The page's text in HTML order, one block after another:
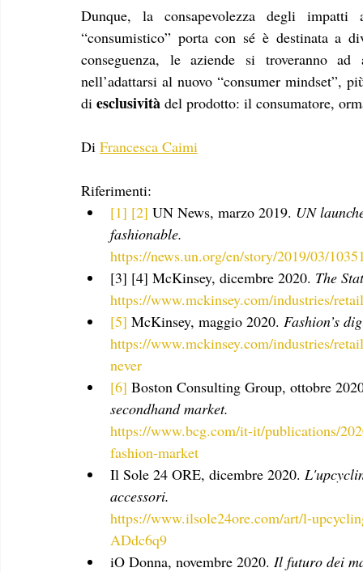
Dunque, la consapevolezza degli impatti
“consumistico” porta con sé è destinata a
conseguenza, le aziende si troveranno
nell’adattarsi al nuovo “consumer mindset”,
di esclusività del prodotto: il consumatore,
Di Francesca Caimi
Riferimenti:
[1] [2] UN News, marzo 2019. UN
fashionable.
https://news.un.org/en/story/2019/03/
[3] [4] McKinsey, dicembre 2020. The
https://www.mckinsey.com/industries/
[5] McKinsey, maggio 2020. Fashion’s
https://www.mckinsey.com/industries/
never
[6] Boston Consulting Group, ottobre
secondhand market.
https://www.bcg.com/it-it/publications/
fashion-market
Il Sole 24 ORE, dicembre 2020.
accessori.
https://www.ilsole24ore.com/art/l-
ADdc6q9
iO Donna, novembre 2020. Il futuro dei